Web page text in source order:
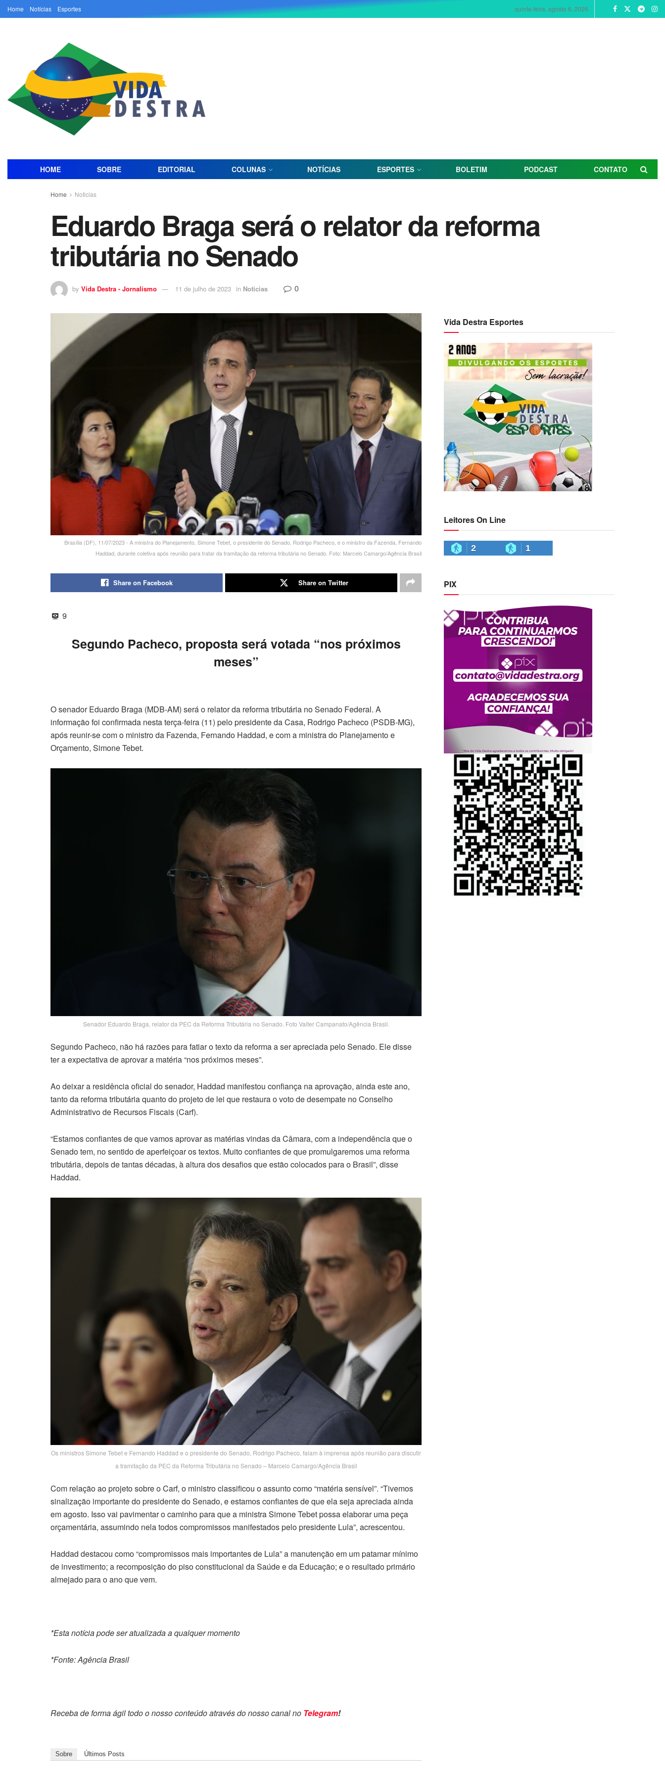
Home Notícias Esportes quinta-feira, agosto 6, 2026
HOME SOBRE EDITORIAL COLUNAS NOTÍCIAS ESPORTES BOLETIM PODCAST CONTATO
Home Noticias
Eduardo Braga será o relator da reforma
tributária no Senado
by Vida Destra - Jornalismo 11 de julho de 2023 in Noticias 0
Brasília (DF), 11/07/2023 - A ministra do Planejamento, Simone Tebet, o presidente do Senado, Rodrigo Pacheco, e o ministro da Fazenda, Fernando
Haddad, durante coletiva após reunião para tratar da tramitação da reforma tributária no Senado. Foto: Marcelo Camargo/Agência Brasil
Share on Facebook Share on Twitter
9
Segundo Pacheco, proposta será votada “nos próximos
meses”
O senador Eduardo Braga (MDB-AM) será o relator da reforma tributária no Senado Federal. A
informação foi confirmada nesta terça-feira (11) pelo presidente da Casa, Rodrigo Pacheco (PSDB-MG),
após reunir-se com o ministro da Fazenda, Fernando Haddad, e com a ministra do Planejamento e
Orçamento, Simone Tebet.
Senador Eduardo Braga, relator da PEC da Reforma Tributária no Senado. Foto Valter Campanato/Agência Brasil.
Segundo Pacheco, não há razões para fatiar o texto da reforma a ser apreciada pelo Senado. Ele disse
ter a expectativa de aprovar a matéria “nos próximos meses”.
Ao deixar a residência oficial do senador, Haddad manifestou confiança na aprovação, ainda este ano,
tanto da reforma tributária quanto do projeto de lei que restaura o voto de desempate no Conselho
Administrativo de Recursos Fiscais (Carf).
“Estamos confiantes de que vamos aprovar as matérias vindas da Câmara, com a independência que o
Senado tem, no sentido de aperfeiçoar os textos. Muito confiantes de que promulgaremos uma reforma
tributária, depois de tantas décadas, à altura dos desafios que estão colocados para o Brasil”, disse
Haddad.
Os ministros Simone Tebet e Fernando Haddad e o presidente do Senado, Rodrigo Pacheco, falam à imprensa após reunião para discutir
a tramitação da PEC da Reforma Tributária no Senado – Marcelo Camargo/Agência Brasil
Com relação ao projeto sobre o Carf, o ministro classificou o assunto como “matéria sensível”. “Tivemos
sinalização importante do presidente do Senado, e estamos confiantes de que ela seja apreciada ainda
em agosto. Isso vai pavimentar o caminho para que a ministra Simone Tebet possa elaborar uma peça
orçamentária, assumindo nela todos compromissos manifestados pelo presidente Lula”, acrescentou.
Haddad destacou como “compromissos mais importantes de Lula” a manutenção em um patamar mínimo
de investimento; a recomposição do piso constitucional da Saúde e da Educação; e o resultado primário
almejado para o ano que vem.
*Esta notícia pode ser atualizada a qualquer momento
*Fonte: Agência Brasil
Receba de forma ágil todo o nosso conteúdo através do nosso canal no Telegram!
Sobre Últimos Posts
Vida Destra Esportes
Leitores On Line
2 1
PIX